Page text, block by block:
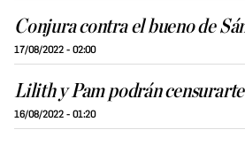
Conjura contra el bueno de
17/08/2022 - 02:00
Lilith y Pam podrán censurarte
16/08/2022 - 01:20